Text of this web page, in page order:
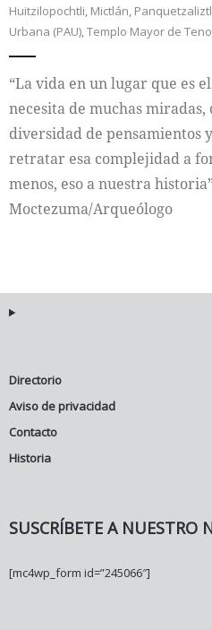
Huitzilopochtli, Mictlán,
Urbana (PAU),Templo Mayor de
“La vida en un lugar que es
necesita de muchas miradas,
diversidad de pensamientos
retratar esa complejidad a
menos, eso a nuestra
Moctezuma/Arqueólogo
Directorio
Aviso de privacidad
Contacto
Historia
SUSCRÍBETE A NUESTRO
[mc4wp_form id=”245066″]